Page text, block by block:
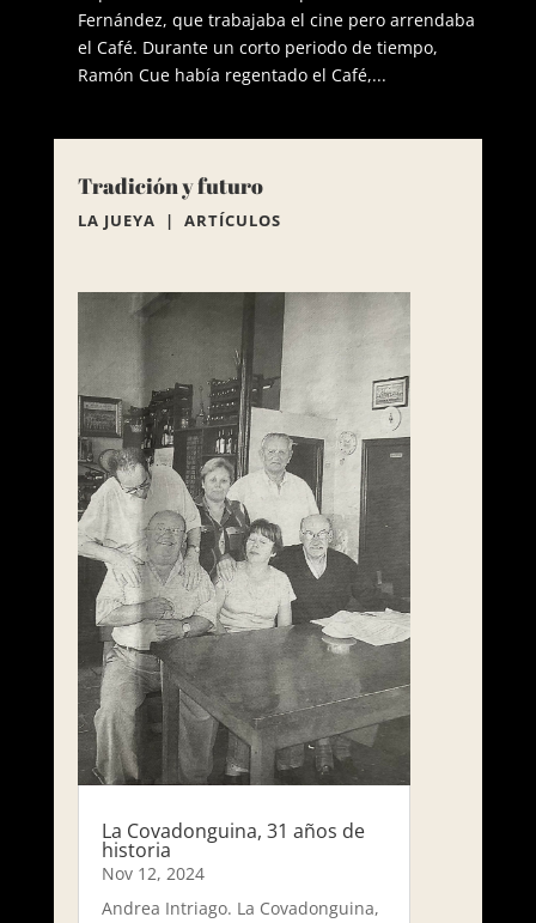
Fernández, que trabajaba el cine pero arrendaba
el Café. Durante un corto periodo de tiempo,
Ramón Cue había regentado el Café,...
Tradición y futuro
LA JUEYA | ARTÍCULOS
La Covadonguina, 31 años de
historia
Nov 12, 2024
Andrea Intriago. La Covadonguina,